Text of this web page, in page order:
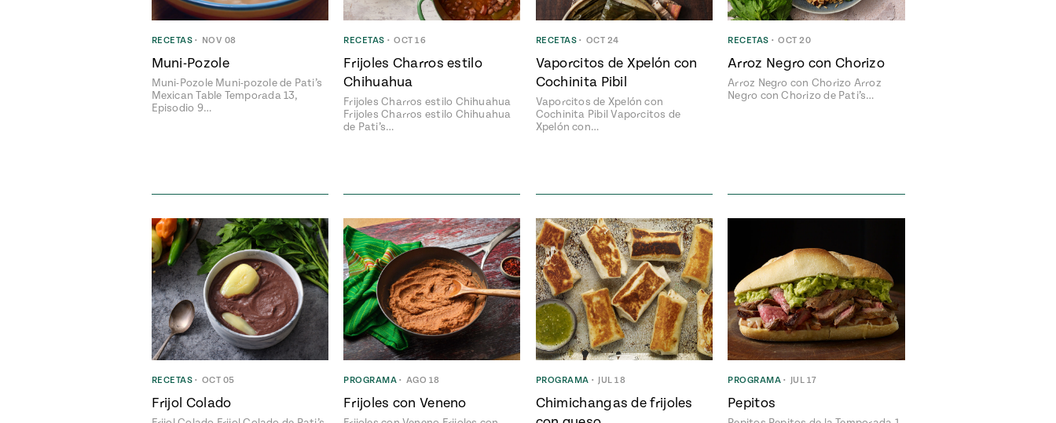
RECETAS • NOV 08
Muni-Pozole
Muni-Pozole Muni-pozole de Pati’s
Mexican Table Temporada 13,
Episodio 9…
RECETAS • OCT 16
Frijoles Charros estilo
Chihuahua
Frijoles Charros estilo Chihuahua
Frijoles Charros estilo Chihuahua
de Pati’s…
RECETAS • OCT 24
Vaporcitos de Xpelón con
Cochinita Pibil
Vaporcitos de Xpelón con
Cochinita Pibil Vaporcitos de
Xpelón con…
RECETAS • OCT 20
Arroz Negro con Chorizo
Arroz Negro con Chorizo Arroz
Negro con Chorizo de Pati’s…
RECETAS • OCT 05
Frijol Colado
PROGRAMA • AGO 18
Frijoles con Veneno
PROGRAMA • JUL 18
Chimichangas de frijoles
PROGRAMA • JUL 17
Pepitos